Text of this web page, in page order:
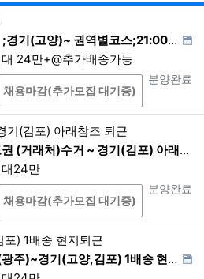
및 맞춤서비스 이용 시 또는 이벤
에서 회원가입 시 수집하지 않았던
추가로 수집할 때에 회사는 해당
용자들에게 고지하고 별도로 동의를
를 처리합니다.
게시판을 통한 회원가입 등 온라인
, 전화, 회사 내에서의 서면 양식 신
한 오프라인에서의 수집, 이메일, 이
통한 수집
툴을 통한 수집
기(고양)~ 권역별코스;21:00~03:00
24만+@추가배송가능
진행상태
분양완료
담
채용마감(추가모집 대기중)
기(김포) 아래참조 퇴근
~ 경기(김포) 아래참조 퇴근;06:00~14:00 1회전 퇴근
24만
진행상태
분양완료
담
채용마감(추가모집 대기중)
) 1배송 현지퇴근
김포) 1배송 현지퇴근;24:00~07:00 1배송 현지퇴근